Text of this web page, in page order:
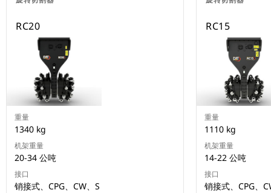
RC20
重量
1340 kg
机架重量
20-34 公吨
接口
销接式、CPG、CW、S
RC15
重量
1110 kg
机架重量
14-22 公吨
接口
销接式、CPG、